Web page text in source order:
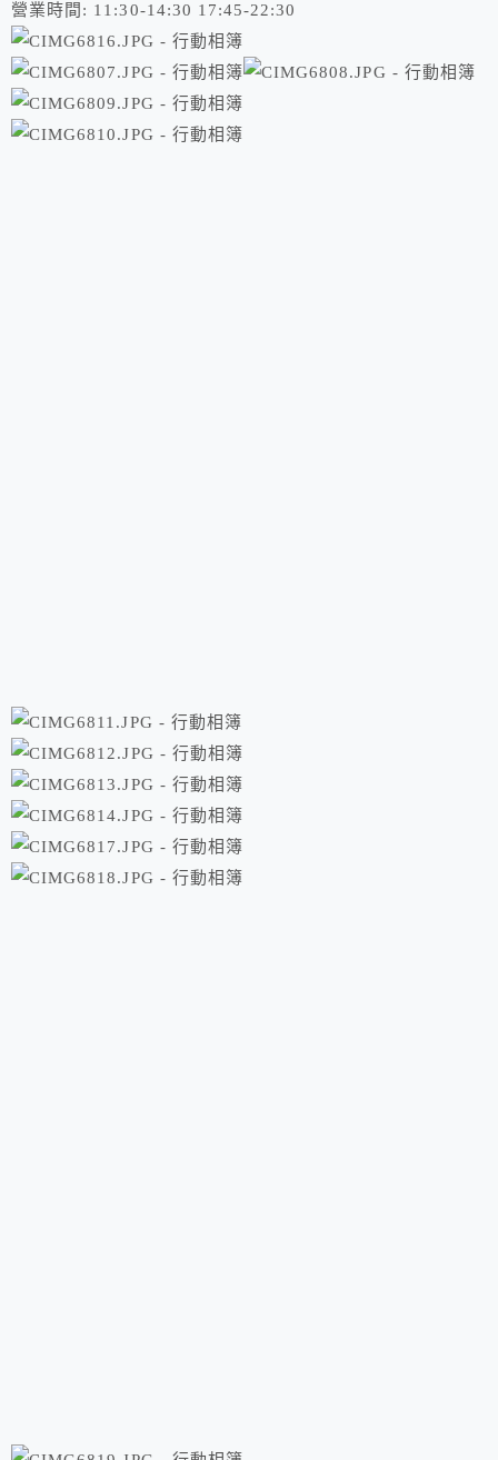
營業時間: 11:30-14:30 17:45-22:30